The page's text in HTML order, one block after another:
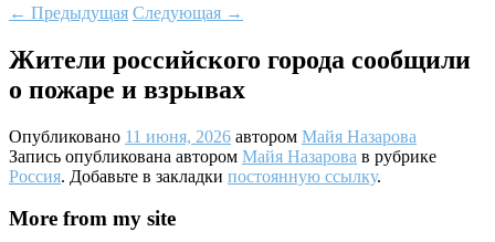
← Предыдущая Следующая →
Жители российского города сообщили
о пожаре и взрывах
Опубликовано 11 июня, 2026 автором Майя Назарова
Запись опубликована автором Майя Назарова в рубрике
Россия. Добавьте в закладки постоянную ссылку.
More from my site